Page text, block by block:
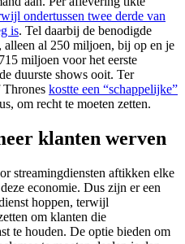
ondertussen twee derde van
is. Tel daarbij de benodigde
al 250 miljoen, bij op en je
miljoen voor het eerste
duurste shows ooit. Ter
Thrones kostte een “schappelijke”
om recht te moeten zetten.
klanten werven
streamingdiensten aftikken elke
economie. Dus zijn er een
hoppen, terwijl
om klanten die
te houden. De optie bieden om